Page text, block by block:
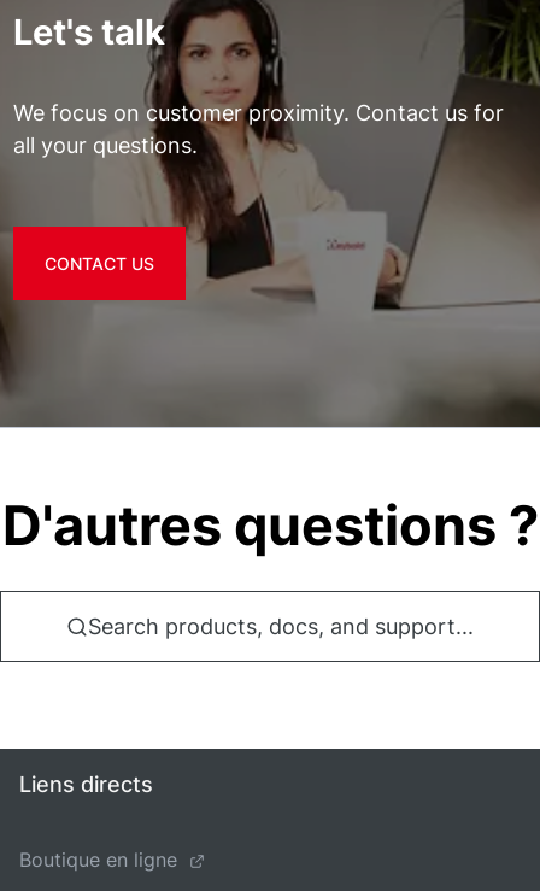
Let's talk
We focus on customer proximity. Contact us for
all your questions.
CONTACT US
D'autres questions ?
Search products, docs, and support...
Liens directs
Boutique en ligne